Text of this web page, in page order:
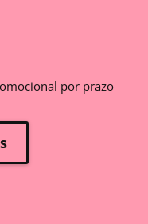
por prazo